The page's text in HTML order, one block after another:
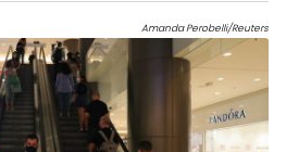
Amanda Perobelli/Reuters